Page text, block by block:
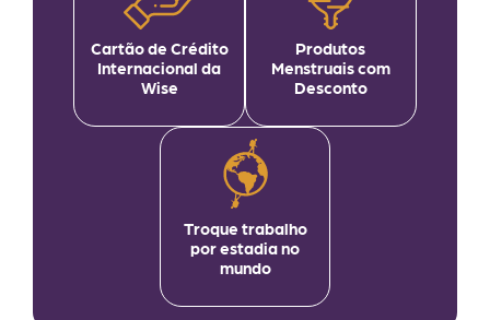
Cartão de Crédito
Internacional da
Wise
Produtos
Menstruais com
Desconto
Troque trabalho
por estadia no
mundo